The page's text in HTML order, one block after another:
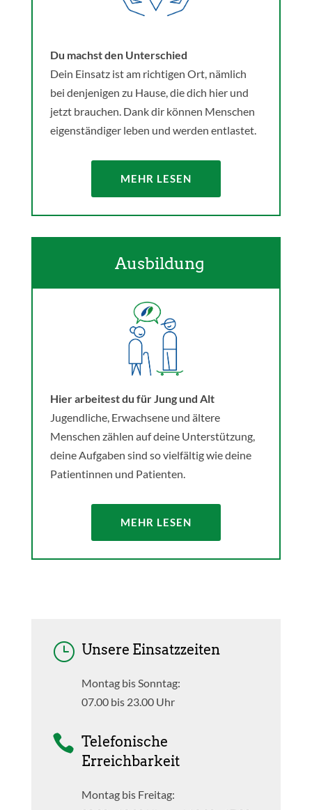
Du machst den Unterschied
Dein Einsatz ist am richtigen Ort, nämlich
bei denjenigen zu Hause, die dich hier und
jetzt brauchen. Dank dir können Menschen
eigenständiger leben und werden entlastet.
MEHR LESEN
Ausbildung
Hier arbeitest du für Jung und Alt
Jugendliche, Erwachsene und ältere
Menschen zählen auf deine Unterstützung,
deine Aufgaben sind so vielfältig wie deine
Patientinnen und Patienten.
MEHR LESEN
} Unsere Einsatzzeiten
Montag bis Sonntag:
07.00 bis 23.00 Uhr
 Telefonische
Erreichbarkeit
Montag bis Freitag: